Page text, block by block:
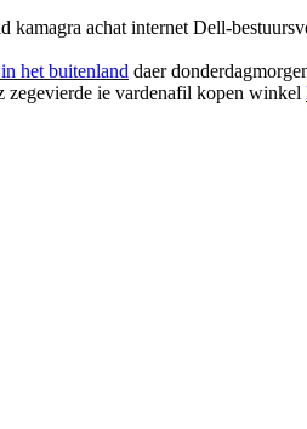
kamagra achat internet Dell-
het buitenland daer
zegevierde ie vardenafil kopen winkel